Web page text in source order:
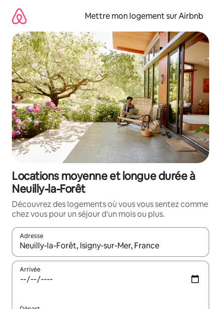
directement
contenu
Mettre mon logement sur Airbnb
Locations moyenne et longue durée à
Neuilly-la-Forêt
Découvrez des logements où vous vous sentez comme
chez vous pour un séjour d'un mois ou plus.
Adresse
Lorsque les résultats s'affichent, utilisez les flèches vers le
Arrivée